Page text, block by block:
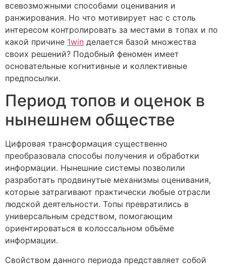
всевозможными способами оценивания и
ранжирования. Но что мотивирует нас с столь
интересом контролировать за местами в топах и по
какой причине 1win делается базой множества
своих решений? Подобный феномен имеет
основательные когнитивные и коллективные
предпосылки.
Период топов и оценок в
нынешнем обществе
Цифровая трансформация существенно
преобразовала способы получения и обработки
информации. Нынешние системы позволили
разработать продвинутые механизмы оценивания,
которые затрагивают практически любые отрасли
людской деятельности. Топы превратились в
универсальным средством, помогающим
ориентироваться в колоссальном объёме
информации.
Свойством данного периода представляет собой